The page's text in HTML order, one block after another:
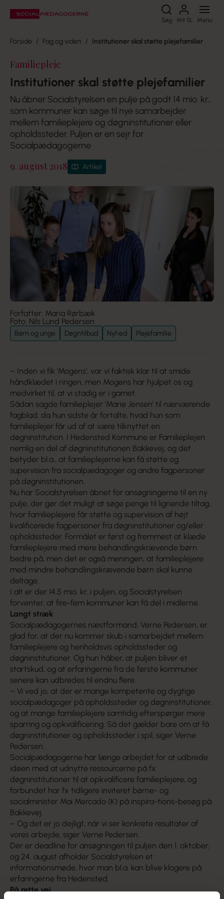
Søg Mit SL Menu
Søg
Forside Fag og viden Institutioner skal støtte plejefamilier
Familiepleje
Institutioner skal støtte plejefamilier
Nu åbner Socialstyrelsen en pulje på godt 14 mio. kr.,
som kommuner kan søge til nye samarbejder
mellem familieplejere og døgninstitutioner eller
opholdssteder. Puljen er en sejr for
Socialpædagogerne
9. august 2018 Artikel
Forfatter: Maria Rørbæk
Foto: Nils Lund Pedersen
Børn og unge Døgntilbud Nyhed Plejefamilie
– Inden vi fik ‘Mogens’, var vi faktisk klar til at smide
håndklædet i ringen, men Mogens har hjulpet os og
medvirket til, at vi stadig er i gamet.
Sådan sagde familieplejer ‘Marie Jensen’ til nærværende
fagblad, da hun sidste år fortalte, hvad hun som
familieplejer får ud af at være tilknyttet en
døgninstitution. I Hedensted Kommune er Familieplejen
nemlig en del af døgninstitutionen Bakkevej, og det
betyder bl.a., at familieplejerne kan få støtte og
supervision fra socialpædagoger og andre fagpersoner
på døgninstitutionen.
Nu har Socialstyrelsen åbnet for ansøgningerne til en ny
pulje, der gør det muligt at søge penge til lignende tiltag,
hvor familieplejere får støtte og supervision af højt
kvalificerede fagpersoner fra døgninstitutioner og/eller
opholdssteder. Formålet er først og fremmest at klæde
familieplejere med mere behandlingskrævende børn
bedre på, men det er også meningen, at familieplejere
med mindre behandlingskrævende børn skal kunne
deltage.
I alt er der 14,5 mio. kr. i puljen, og Socialstyrelsen
forventer, at fire-fem kommuner kan få del i midlerne.
Langt stræk
Socialpædagogernes næstformand, Verne Pedersen, er
glad for, at der nu kommer skub i samarbejdet mellem
familieplejere og henholdsvis opholdssteder og
døgninstitutioner. Og hun håber, at puljen bliver et
startskud, og at erfaringerne fra de første kommuner
senere kan udbredes til endnu flere.
– Vi ved jo, at der er mange kompetente og dygtige
socialpædagoger på opholdssteder og døgninstitutioner,
og at mange familieplejere samtidig efterspørger mere
sparring og opkvalificering. Så det gælder bare om at få
døgninstitutioner og opholdssteder i spil, siger Verne
Pedersen.
Socialpædagogerne har længe arbejdet for at udbrede
ideen med at udnytte ressourcerne på fx
døgninstitutioner til at opkvalificere familieplejere, og
forbundet har fx tidligere inviteret børne- og
socialminister Mai Mercado (K) på inspira-tions-besøg på
Bakkevej.
– Og det er jo dejligt, når vi ser konkrete resultater af
vores arbejde, siger Verne Pedersen.
Der er deadline for ansøgningen til puljen den 1. oktober,
og 24. august afholder Socialstyrelsen et
informationsmøde, hvor man bl.a. kan blive klogere på
erfaringerne fra Hedensted.
På rette vej